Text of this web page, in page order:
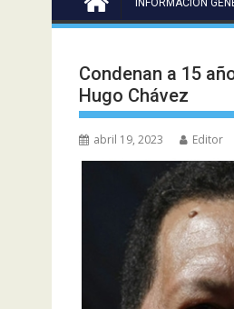
Condenan a 15
Hugo Chávez
abril 19, 2023 Editor